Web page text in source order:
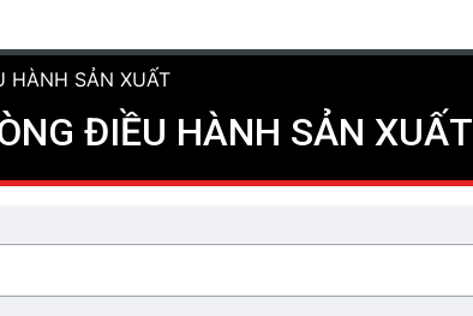
HÀNH SẢN XUẤT
ĐIỀU HÀNH SẢN XUẤT